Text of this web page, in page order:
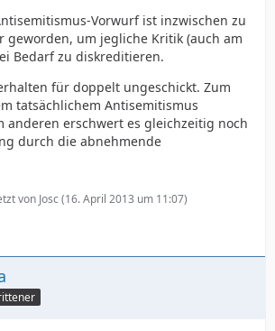
Vorwurf ist inzwischen zu
geworden, um jegliche Kritik (auch am
Bedarf zu diskreditieren.
für doppelt ungeschickt. Zum
tatsächlichem Antisemitismus
anderen erschwert es gleichzeitig noch
durch die abnehmende
von Josc (16. April 2013 um 11:07)